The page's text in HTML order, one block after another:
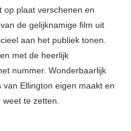
op plaat verschenen en
de gelijknamige film uit
aan het publiek tonen.
met de heerlijk
nummer. Wonderbaarlijk
Ellington eigen maakt en
te zetten.